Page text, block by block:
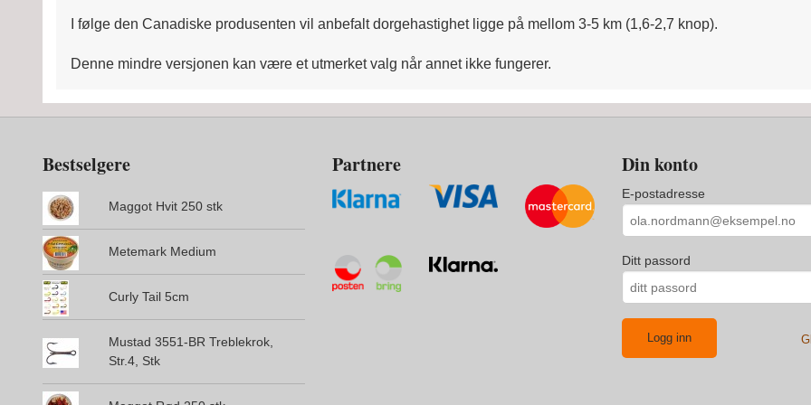
I følge den Canadiske produsenten vil anbefalt dorgehastighet ligge på mellom 3-5 km (1,6-2,7 knop).
Denne mindre versjonen kan være et utmerket valg når annet ikke fungerer.
Bestselgere
Maggot Hvit 250 stk
Metemark Medium
Curly Tail 5cm
Mustad 3551-BR Treblekrok,
Str.4, Stk
Partnere Din konto
E-postadresse
Ditt passord